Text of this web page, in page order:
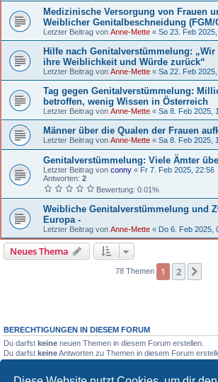
Medizinische Versorgung von Frauen
Weiblicher Genitalbeschneidung (FGM/
Letzter Beitrag von Anne-Mette « So 23. Feb
Hilfe nach Genitalverstümmelung: „Wir
ihre Weiblichkeit und Würde zurück“
Letzter Beitrag von Anne-Mette « Sa 22. Feb
Tag gegen Genitalverstümmelung:
betroffen, wenig Wissen in Österreich
Letzter Beitrag von Anne-Mette « Sa 8. Feb 2025,
Männer über die Qualen der Frauen
Letzter Beitrag von Anne-Mette « Sa 8. Feb 2025,
Genitalverstümmelung: Viele Ämter
Letzter Beitrag von conny « Fr 7. Feb 2025, 22:56
Antworten: 2
Bewertung: 0.01%
Weibliche Genitalverstümmelung und
Europa -
Letzter Beitrag von Anne-Mette « Do 6. Feb 2025,
Neues Thema
78 Themen 1 2
BERECHTIGUNGEN IN DIESEM FORUM
Du darfst keine neuen Themen in diesem Forum erstellen.
Du darfst keineAntworten zu Themen in diesem Forum